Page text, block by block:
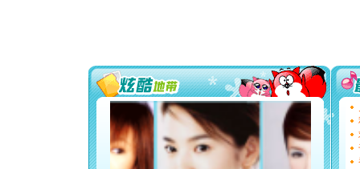
[圣诞节]
你太多
要平安！
[圣诞节]
能正大
都要快乐
[圣诞节]
如意,快